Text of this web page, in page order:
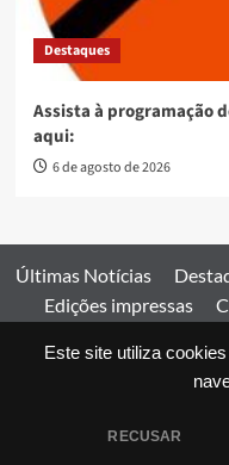
Este site utiliza
RECUSAR
Destaques
Assista à programação
aqui:
6 de agosto de 2026
Últimas Notícias
Edições impressas
Comercial
Edições
© 2026 Jornal Estado de